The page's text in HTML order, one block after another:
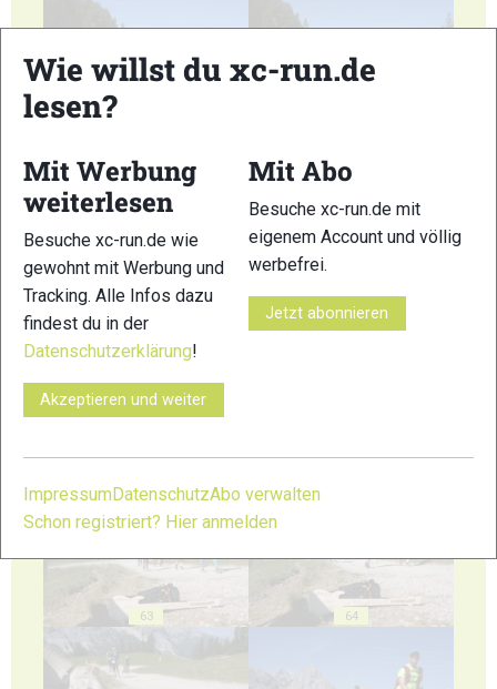
59 60
61 62
63 64
Wie willst du xc-run.de
lesen?
Mit Werbung
weiterlesen
Besuche xc-run.de wie
gewohnt mit Werbung und
Tracking. Alle Infos dazu
findest du in der
Datenschutzerklärung!
Akzeptieren und weiter
Mit Abo
Besuche xc-run.de mit
eigenem Account und völlig
werbefrei.
Jetzt abonnieren
ImpressumDatenschutzAbo verwalten
Schon registriert? Hier anmelden